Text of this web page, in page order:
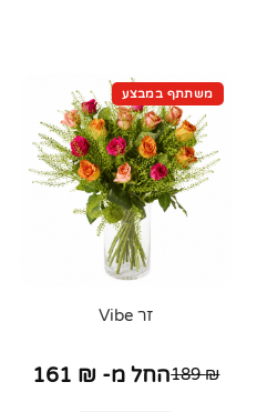
זר Vibe
189₪ החל מ- 161 ₪